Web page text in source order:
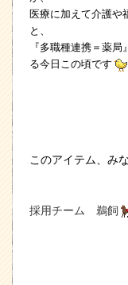
医療に加えて介護や
と、
『多職種連携＝薬
る今日この頃です
このアイテム、み
採用チーム 鵜飼